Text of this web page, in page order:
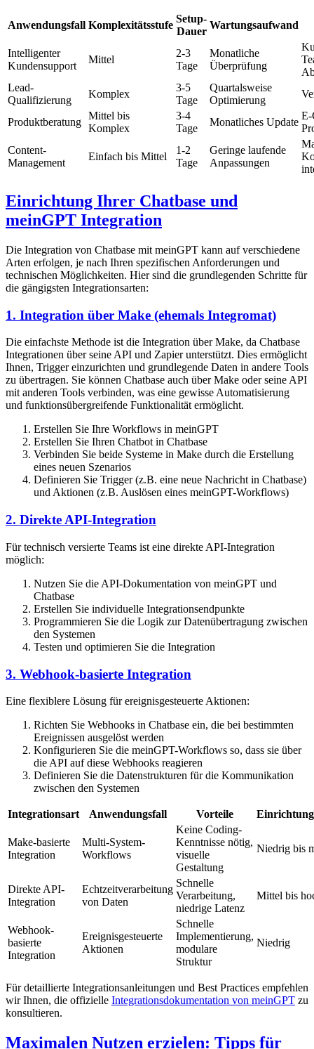
Anwendungsfall Komplexitätsstufe
Setup-
Dauer
Wartungsaufwand
Intelligenter
Kundensupport
Mittel
2-3
Tage
Monatliche
Überprüfung
Lead-
Qualifizierung
Komplex
3-5
Tage
Quartalsweise
Optimierung
Produktberatung
Mittel bis
Komplex
3-4
Tage
Monatliches Update
E-
Content-
Management
Einfach bis Mittel
1-2
Tage
Geringe laufende
Anpassungen
Einrichtung Ihrer Chatbase und
meinGPT Integration
Die Integration von Chatbase mit meinGPT kann auf verschiedene
Arten erfolgen, je nach Ihren spezifischen Anforderungen und
technischen Möglichkeiten. Hier sind die grundlegenden Schritte für
die gängigsten Integrationsarten:
1. Integration über Make (ehemals Integromat)
Die einfachste Methode ist die Integration über Make, da Chatbase
Integrationen über seine API und Zapier unterstützt. Dies ermöglicht
Ihnen, Trigger einzurichten und grundlegende Daten in andere Tools
zu übertragen. Sie können Chatbase auch über Make oder seine API
mit anderen Tools verbinden, was eine gewisse Automatisierung
und funktionsübergreifende Funktionalität ermöglicht.
Erstellen Sie Ihre Workflows in meinGPT
Erstellen Sie Ihren Chatbot in Chatbase
Verbinden Sie beide Systeme in Make durch die Erstellung
eines neuen Szenarios
Definieren Sie Trigger (z.B. eine neue Nachricht in Chatbase)
und Aktionen (z.B. Auslösen eines meinGPT-Workflows)
2. Direkte API-Integration
Für technisch versierte Teams ist eine direkte API-Integration
möglich:
Nutzen Sie die API-Dokumentation von meinGPT und
Chatbase
Erstellen Sie individuelle Integrationsendpunkte
Programmieren Sie die Logik zur Datenübertragung zwischen
den Systemen
Testen und optimieren Sie die Integration
3. Webhook-basierte Integration
Eine flexiblere Lösung für ereignisgesteuerte Aktionen:
Richten Sie Webhooks in Chatbase ein, die bei bestimmten
Ereignissen ausgelöst werden
Konfigurieren Sie die meinGPT-Workflows so, dass sie über
die API auf diese Webhooks reagieren
Definieren Sie die Datenstrukturen für die Kommunikation
zwischen den Systemen
Integrationsart Anwendungsfall Vorteile
Make-basierte
Integration
Multi-System-
Workflows
Keine Coding-
Kenntnisse nötig,
visuelle
Gestaltung
Niedrig bis
Direkte API-
Integration
Echtzeitverarbeitung
von Daten
Schnelle
Verarbeitung,
niedrige Latenz
Mittel bis
Webhook-
basierte
Integration
Ereignisgesteuerte
Aktionen
Schnelle
Implementierung,
modulare
Struktur
Niedrig
Für detaillierte Integrationsanleitungen und Best Practices empfehlen
wir Ihnen, die offizielle Integrationsdokumentation von meinGPT zu
konsultieren.
Maximalen Nutzen erzielen: Tipps für